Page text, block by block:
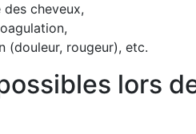
cheveux,
(douleur, rougeur), etc.
lors